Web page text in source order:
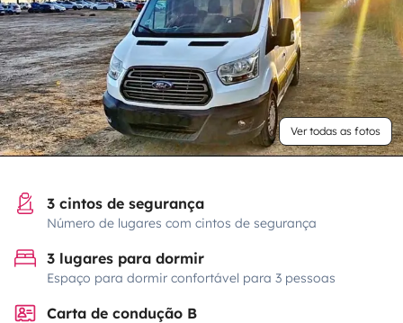
Ver todas as fotos
3 cintos de segurança
Número de lugares com cintos de segurança
3 lugares para dormir
Espaço para dormir confortável para 3 pessoas
Carta de condução B